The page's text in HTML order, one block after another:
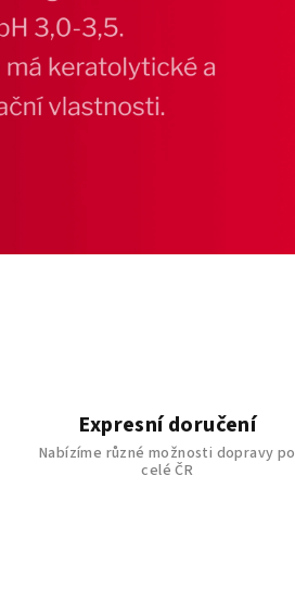
Expresní doručení
Nabízíme různé možnosti dopravy po
celé ČR